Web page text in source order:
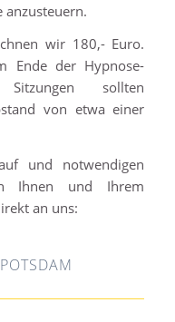
anzusteuern.
wir 180,- Euro.
Ende der Hypnose-
sollten
von etwa einer
und notwendigen
Ihnen und Ihrem
an uns: